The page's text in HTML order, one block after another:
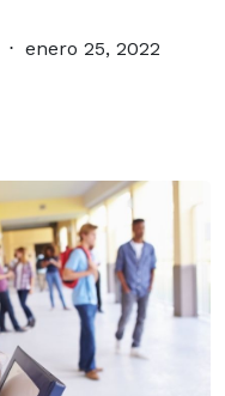
enero 25, 2022